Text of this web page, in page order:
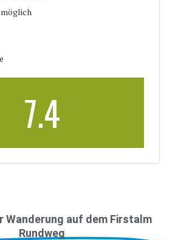
7.4
Wanderung auf dem Firstalm
Rundweg